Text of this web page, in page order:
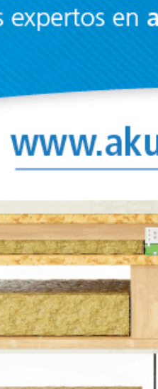
sido concebidos
acústicos, tuberías
a otros soportes que
combinación de